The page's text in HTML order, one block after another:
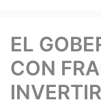
EL
CON